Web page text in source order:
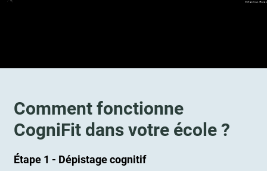
Comment fonctionne
CogniFit dans votre école ?
Étape 1 - Dépistage cognitif